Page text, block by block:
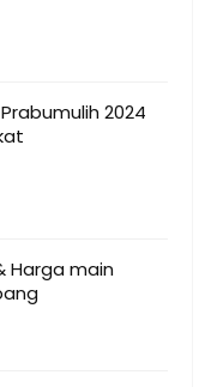
2024
Harga main